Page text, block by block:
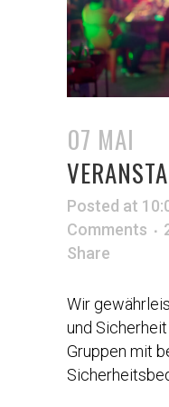
07 MAI
Posted at
Comments
Share
Wir
und
Gruppen mit